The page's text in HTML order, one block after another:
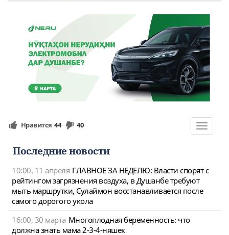
Toggle
Нравится 44 40
Последние новости
10:00, 11 апреля ГЛАВНОЕ ЗА НЕДЕЛЮ: Власти спорят с
рейтингом загрязнения воздуха, в Душанбе требуют
мыть маршрутки, Сулаймон восстанавливается после
самого дорогого укола
16:00, 30 марта Многоплодная беременность: что
должна знать мама 2-3-4-няшек